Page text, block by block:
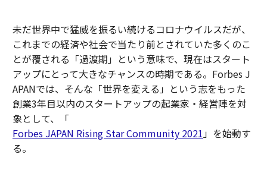
未だ世界中で猛威を振るい続けるコロナウイルスだが、
これまでの経済や社会で当たり前とされていた多くのこ
とが覆される「過渡期」という意味で、現在はスタート
アップにとって大きなチャンスの時期である。Forbes J
APANでは、そんな「世界を変える」という志をもった
創業3年目以内のスタートアップの起業家・経営陣を対
象として、「
Forbes JAPAN Rising Star Community 2021」を始動す
る。